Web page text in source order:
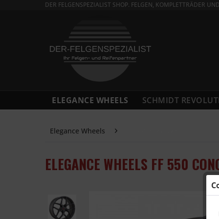
DER FELGENSPEZIALIST SHOP. FELGEN, KOMPLETTRÄDER
ELEGANCE WHEELS SCHMIDT
Elegance Wheels
ELEGANCE WHEELS FF 550